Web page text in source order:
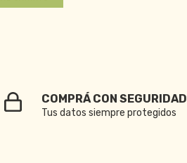
COMPRÁ CON SEGURIDAD
Tus datos siempre protegidos